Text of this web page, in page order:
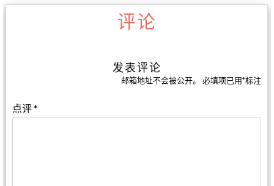
评论
发表评论
邮箱地址不会被公开。 必填项已用*标注
点评*